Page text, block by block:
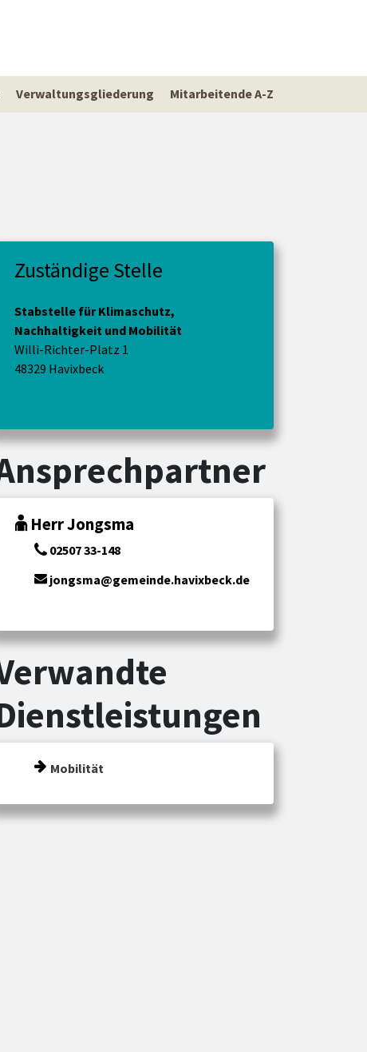
Verwaltungsgliederung Mitarbeitende A-Z
Zuständige Stelle
Stabstelle für Klimaschutz,
Nachhaltigkeit und Mobilität
Willi-Richter-Platz 1
48329 Havixbeck
Herr Jongsma
02507 33-148
jongsma@gemeinde.havixbeck.de
Mobilität